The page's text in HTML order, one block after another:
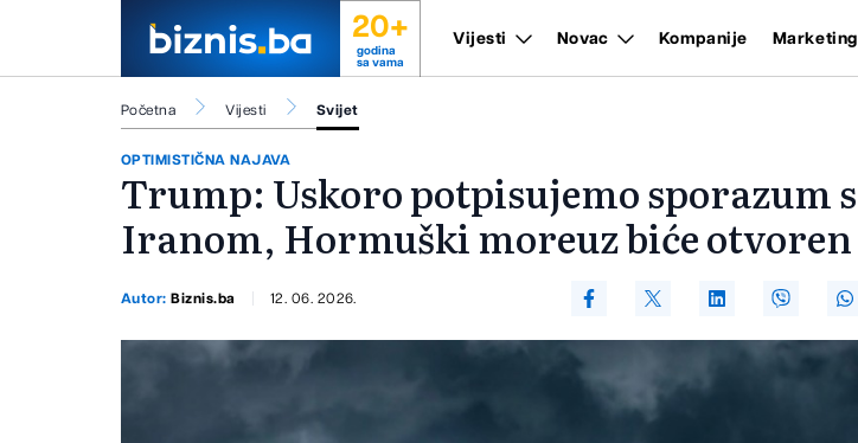
20+
godina
sa vama
Vijesti Novac Kompanije Marketing
Početna Vijesti Svijet
OPTIMISTIČNA NAJAVA
Trump: Uskoro potpisujemo sporazum s
Iranom, Hormuški moreuz biće otvoren
Autor:Biznis.ba 12. 06. 2026.